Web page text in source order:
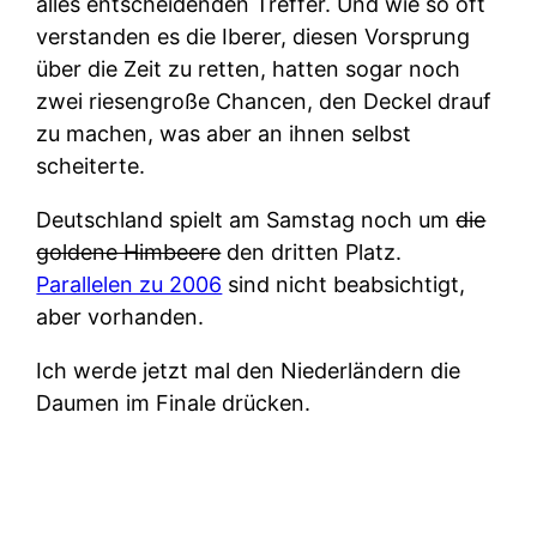
verstanden es die Iberer, diesen Vorsprung
über die Zeit zu retten, hatten sogar noch
zwei riesengroße Chancen, den Deckel drauf
zu machen, was aber an ihnen selbst
scheiterte.
Deutschland spielt am Samstag noch umdie
goldene Himbeereden dritten Platz.
Parallelen zu 2006 sind nicht beabsichtigt,
aber vorhanden.
Ich werde jetzt mal den Niederländern die
Daumen im Finale drücken.